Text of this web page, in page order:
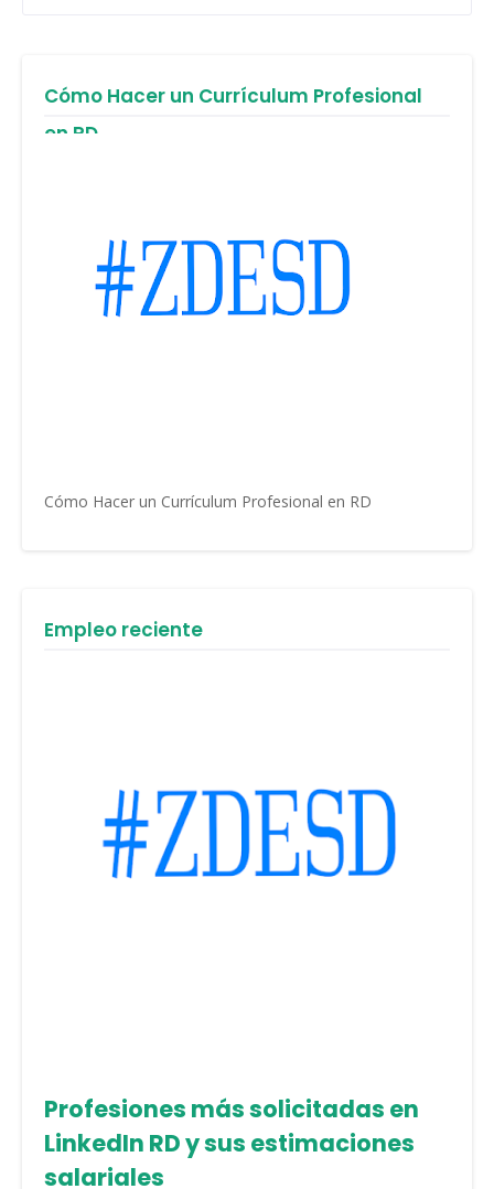
Cómo Hacer un Currículum Profesional
en RD
Cómo Hacer un Currículum Profesional en RD
Empleo reciente
Profesiones más solicitadas en
LinkedIn RD y sus estimaciones
salariales